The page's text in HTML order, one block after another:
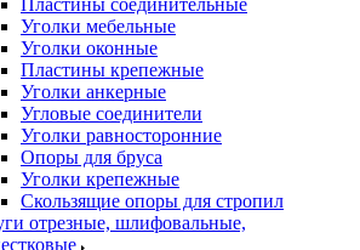
Пластины соединительные
Уголки мебельные
Уголки оконные
Пластины крепежные
Уголки анкерные
Угловые соединители
Уголки равносторонние
Опоры для бруса
Уголки крепежные
Скользящие опоры для стропил
отрезные, шлифовальные,